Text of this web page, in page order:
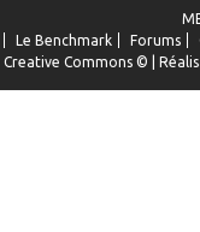
Le Benchmark Forums
Creative Commons © |